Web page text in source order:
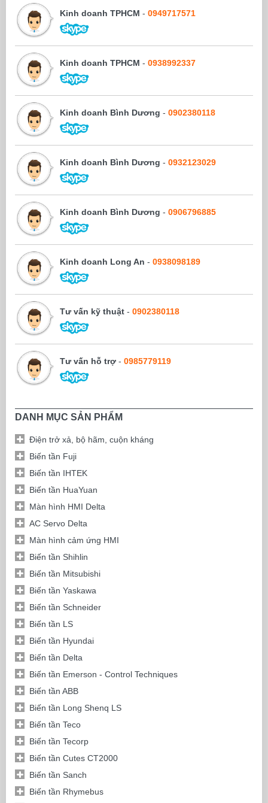
Kinh doanh TPHCM - 0949717571
Kinh doanh TPHCM - 0938992337
Kinh doanh Bình Dương - 0902380118
Kinh doanh Bình Dương - 0932123029
Kinh doanh Bình Dương - 0906796885
Kinh doanh Long An - 0938098189
Tư vấn kỹ thuật - 0902380118
Tư vấn hỗ trợ - 0985779119
DANH MỤC SẢN PHẨM
Điện trở xả, bộ hãm, cuộn kháng
Biến tần Fuji
Biến tần IHTEK
Biến tần HuaYuan
Màn hình HMI Delta
AC Servo Delta
Màn hình cảm ứng HMI
Biến tần Shihlin
Biến tần Mitsubishi
Biến tần Yaskawa
Biến tần Schneider
Biến tần LS
Biến tần Hyundai
Biến tần Delta
Biến tần Emerson - Control Techniques
Biến tần ABB
Biến tần Long Shenq LS
Biến tần Teco
Biến tần Tecorp
Biến tần Cutes CT2000
Biến tần Sanch
Biến tần Rhymebus